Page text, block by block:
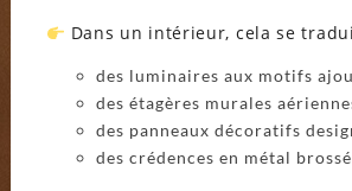
Dans un intérieur, cela se
des luminaires aux motifs
des étagères murales
des panneaux décoratifs
des crédences en métal